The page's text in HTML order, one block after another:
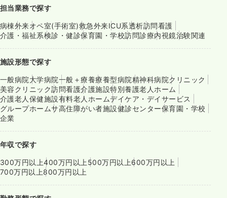
担当業務で探す
病棟外来オペ室(手術室)救急外来ICU系透析訪問看護
介護・福祉系検診・健診保育園・学校訪問診療内視鏡治験関連
施設形態で探す
一般病院大学病院一般＋療養療養型病院精神科病院クリニック
美容クリニック訪問看護介護施設特別養護老人ホーム
介護老人保健施設有料老人ホームデイケア・デイサービス
グループホームサ高住障がい者施設健診センター保育園・学校
企業
年収で探す
300万円以上400万円以上 500万円以上600万円以上
700万円以上800万円以上